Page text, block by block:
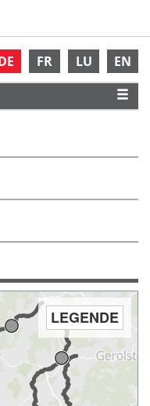
FR LU EN
LEGENDE